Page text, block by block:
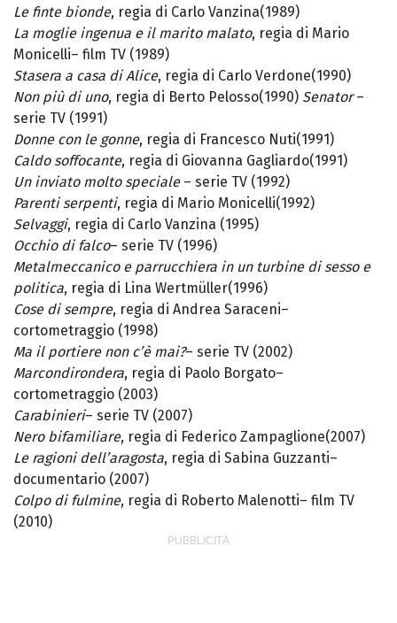
Le finte bionde, regia di Carlo Vanzina(1989)
La moglie ingenua e il marito malato, regia di Mario
Monicelli– film TV (1989)
Stasera a casa di Alice, regia di Carlo Verdone(1990)
Non più di uno, regia di Berto Pelosso(1990) Senator–
serie TV (1991)
Donne con le gonne, regia di Francesco Nuti(1991)
Caldo soffocante, regia di Giovanna Gagliardo(1991)
Un inviato molto speciale– serie TV (1992)
Parenti serpenti, regia di Mario Monicelli(1992)
Selvaggi, regia di Carlo Vanzina (1995)
Occhio di falco– serie TV (1996)
Metalmeccanico e parrucchiera in un turbine di sesso e
politica, regia di Lina Wertmüller(1996)
Cose di sempre, regia di Andrea Saraceni–
cortometraggio (1998)
Ma il portiere non c’è mai?– serie TV (2002)
Marcondirondera, regia di Paolo Borgato–
cortometraggio (2003)
Carabinieri– serie TV (2007)
Nero bifamiliare, regia di Federico Zampaglione(2007)
Le ragioni dell’aragosta, regia di Sabina Guzzanti–
documentario (2007)
Colpo di fulmine, regia di Roberto Malenotti– film TV
(2010)